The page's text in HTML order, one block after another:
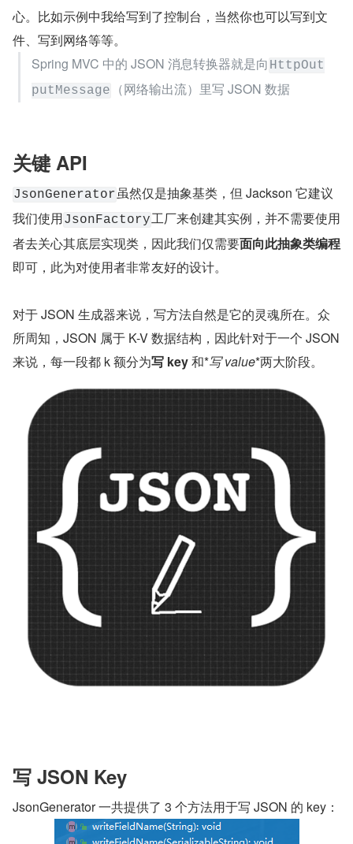
：基于 OutputStream + UTF-8
处理字符编码（话外音：明确指定了使用 UTF-8 编码把
字节变为字符）
际的 JSON 生成器实现类，具体逻辑将在讲述
ry章节中有所体现，敬请关注。
值得注意的是，抽象基类 JsonGenerator它只负责 JSO
N 的生成，至于把生成好的 JSON 写到哪里去它并不关
件、写到网络等等。
Spring MVC 中的 JSON 消息转换器就是向HttpOut
putMessage （网络输出流）里写 JSON 数据
关键 API
JsonGenerator虽然仅是抽象基类，但 Jackson 它建议
我们使用
JsonFactory工厂来创建其实例，并不需要使用
者去关心其底层实现类，因此我们仅需要
面向此抽象类编程
即可，此为对使用者非常友好的设计。
对于 JSON 生成器来说，写方法自然是它的灵魂所在。众
所周知，JSON 属于 K-V 数据结构，因此针对于一个 JSON
来说，每一段都 k 额分为
*两大阶段。